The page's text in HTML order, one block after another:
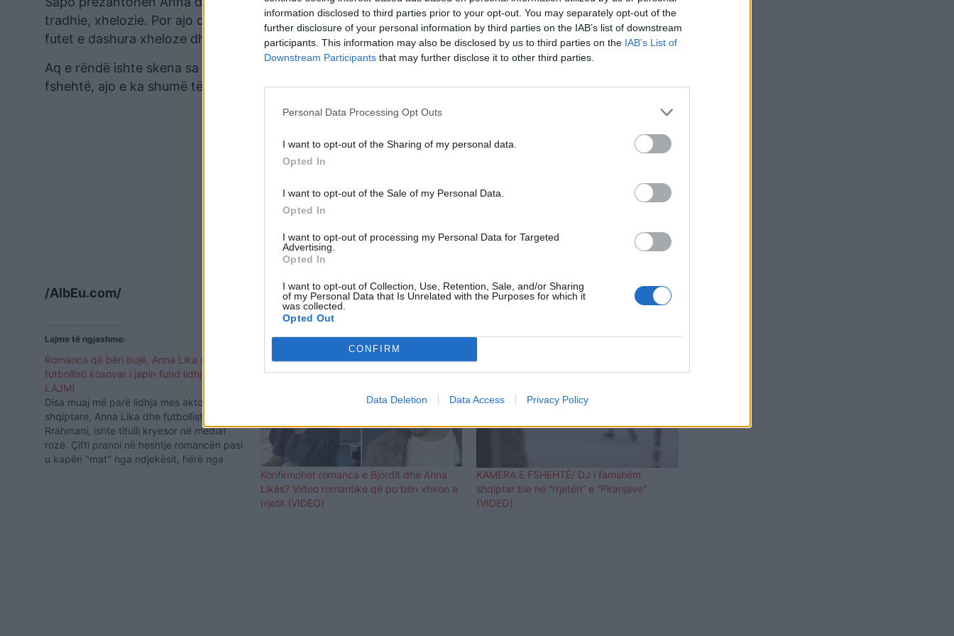
information disclosed to third parties prior to your opt-out. You may separately opt-out of the
further disclosure of your personal information by third parties on the IAB’s list of downstream
participants. This information may also be disclosed by us to third parties on the IAB’s List of
Downstream Participants that may further disclose it to other third parties.
Personal Data Processing Opt Outs
I want to opt-out of the Sharing of my personal data.
Opted In
I want to opt-out of the Sale of my Personal Data.
Opted In
I want to opt-out of processing my Personal Data for Targeted
Advertising.
Opted In
I want to opt-out of Collection, Use, Retention, Sale, and/or Sharing
of my Personal Data that Is Unrelated with the Purposes for which it
was collected.
Opted Out
CONFIRM
Data Deletion Data Access Privacy Policy
tradhie, xhelozie. Por ajo që do ta bëjë që Annës tonë t’i bëhet “gjaku ujë” është momenti kur në skenë
futet e dashura xheloze dhe maniake e Luizit.
Aq e rëndë ishte skena sa edhe në momentin kur Annës i shpejgojnë se është thjeshtë një kamera e
fshehtë, ajo e ka shumë të vështirë të mbledhë veten.
/AlbEu.com/
Lajme të ngjashme:
Romanca që bëri bujë, Anna Lika dhe
futbollisti kosovar i japin fund lidhjes (FOTO
LAJM)
Disa muaj më parë lidhja mes aktores
shqiptare, Anna Lika dhe futbollistin Amir
Rrahmani, ishte titulli kryesor në mediat
rozë. Çifti pranoi në heshtje romancën pasi
u kapën "mat" nga ndjekësit, hërë nga
Konfirmohet romanca e Bjordit dhe Anna
Likës? Video romantike që po bën xhiron e
rrjetit (VIDEO)
KAMERA E FSHEHTË/ DJ i famshëm
shqiptar bie në “rrjetën” e “Piranjave”
(VIDEO)